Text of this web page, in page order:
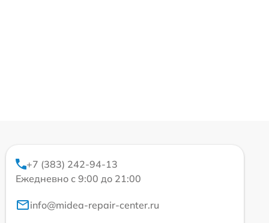
+7 (383) 242-94-13
Ежедневно с 9:00 до 21:00
info@midea-repair-center.ru